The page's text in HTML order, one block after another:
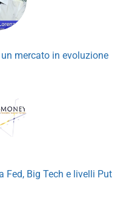
mercato in evoluzione
Fed, Big Tech e livelli Put